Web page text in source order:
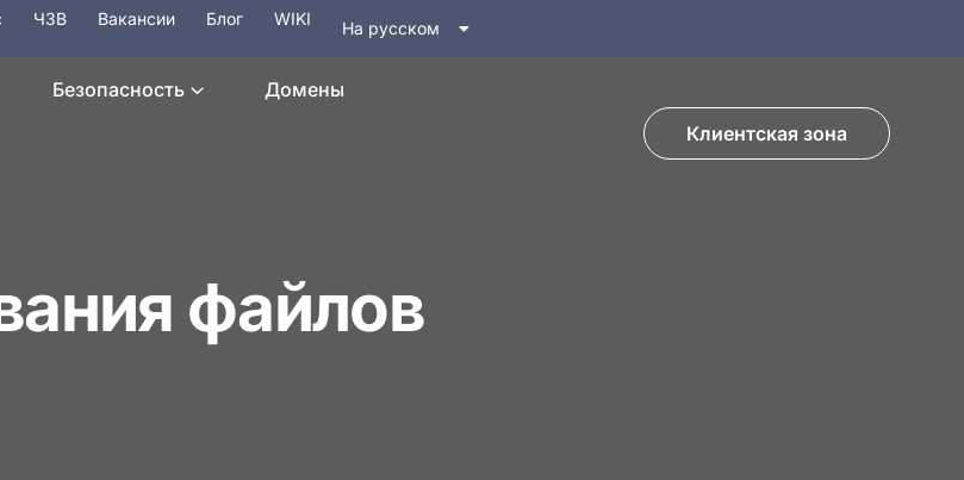
ЧЗВ Вакансии Блог WIKI На русском
In English
Безопасность
Домены
Клиентская зона
файлов